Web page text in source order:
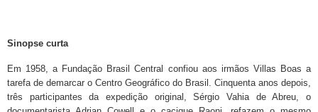
Sinopse curta
Em 1958, a Fundação Brasil Central confiou aos irmãos Villas Boas a
tarefa de demarcar o Centro Geográfico do Brasil. Cinquenta anos depois,
três participantes da expedição original, Sérgio Vahia de Abreu, o